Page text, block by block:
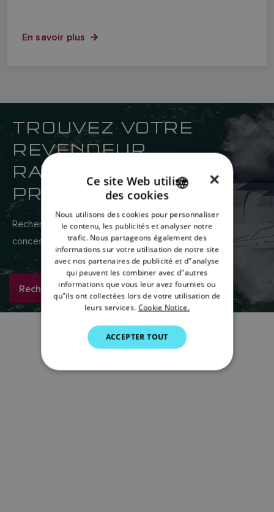
En savoir plus
TROUVEZ VOTRE
REVENDEUR
RAYMARINE LE PLUS
PROCHE
Recherchez ici le réseau mondial de revendeurs et
concessionnaires Raymarine.
Rechercher maintenant
FRENCH
DANISH
ITALIAN
SWEDISH
GERMAN
DUTCH
SPANISH
×
Ce site Web utilise
des cookies
Nous utilisons des cookies pour personnaliser
le contenu, les publicités et analyser notre
trafic. Nous partageons également des
informations sur votre utilisation de notre site
avec nos partenaires de publicité et d"analyse
qui peuvent les combiner avec d"autres
informations que vous leur avez fournies ou
qu"ils ont collectées lors de votre utilisation de
leurs services. Cookie Notice.
ACCEPTER TOUT